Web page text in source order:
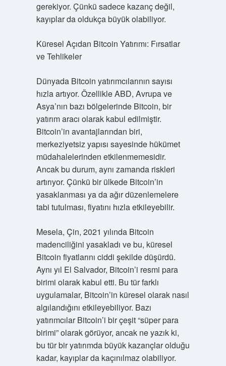
gerekiyor. Çünkü sadece kazanç değil,
kayıplar da oldukça büyük olabiliyor.
Küresel Açıdan Bitcoin Yatırımı: Fırsatlar
ve Tehlikeler
Dünyada Bitcoin yatırımcılarının sayısı
hızla artıyor. Özellikle ABD, Avrupa ve
Asya’nın bazı bölgelerinde Bitcoin, bir
yatırım aracı olarak kabul edilmiştir.
Bitcoin’in avantajlarından biri,
merkeziyetsiz yapısı sayesinde hükümet
müdahalelerinden etkilenmemesidir.
Ancak bu durum, aynı zamanda riskleri
artırıyor. Çünkü bir ülkede Bitcoin’in
yasaklanması ya da ağır düzenlemelere
tabi tutulması, fiyatını hızla etkileyebilir.
Mesela, Çin, 2021 yılında Bitcoin
madenciliğini yasakladı ve bu, küresel
Bitcoin fiyatlarını ciddi şekilde düşürdü.
Aynı yıl El Salvador, Bitcoin’i resmi para
birimi olarak kabul etti. Bu tür farklı
uygulamalar, Bitcoin’in küresel olarak nasıl
algılandığını etkileyebiliyor. Bazı
yatırımcılar Bitcoin’i bir çeşit “süper para
birimi” olarak görüyor, ancak ne yazık ki,
bu tür bir yatırımda büyük kazançlar olduğu
kadar, kayıplar da kaçınılmaz olabiliyor.